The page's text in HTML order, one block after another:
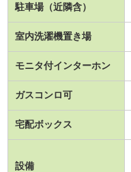
駐車場（近隣含）
室内洗濯機置き場
モニタ付インターホン
ガスコンロ可
宅配ボックス
設備